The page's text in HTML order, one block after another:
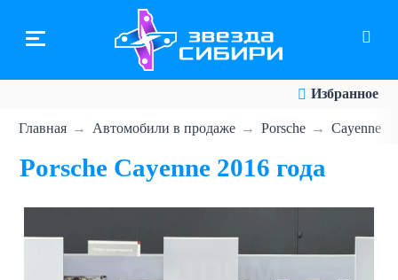
основному
Избранное
Главная Автомобили в продаже Porsche Cayenne
Porsche Cayenne 2016 года